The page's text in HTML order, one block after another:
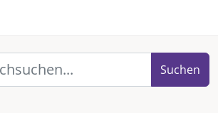
Suchen